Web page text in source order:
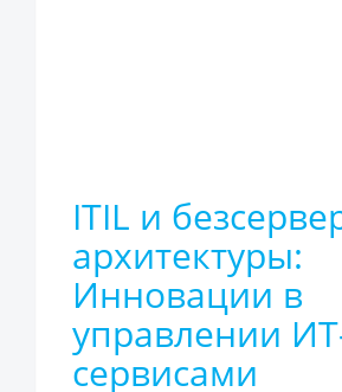
ITIL и
архитектуры:
Инновации в
управлении
сервисами